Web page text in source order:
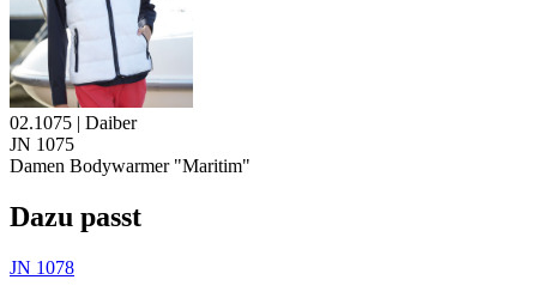
02.1075 | Daiber
JN 1075
Damen Bodywarmer "Maritim"
Dazu passt
JN 1078